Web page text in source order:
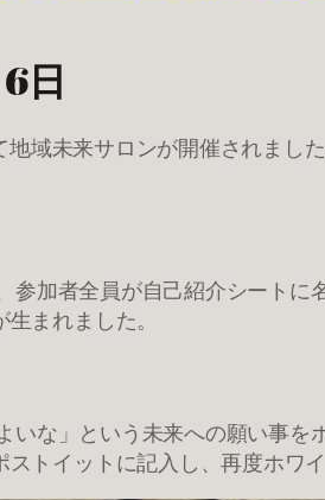
日
域未来サロンが開催されま
参加者全員が自己紹介シート
まれました。
いな」という未来への願い事
トイットに記入し、再度ホワ